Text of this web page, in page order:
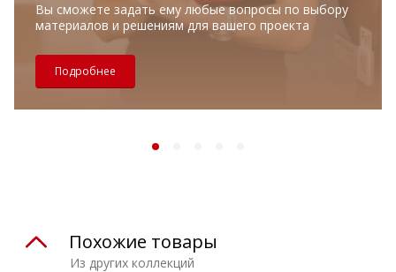
Вы сможете задать ему любые вопросы по выбору
материалов и решениям для вашего проекта
Подробнее
Из других коллекций
Похожие товары